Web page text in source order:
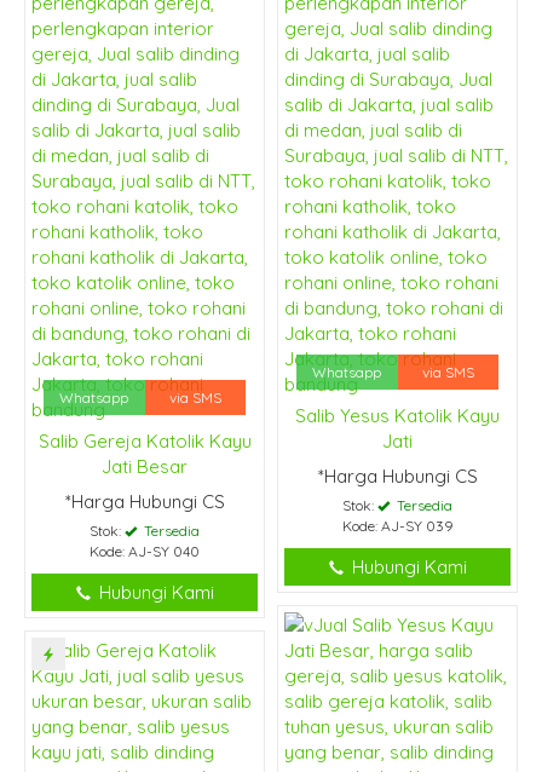
Whatsapp via SMS
Salib Gereja Katolik Kayu
Jati Besar
*Harga Hubungi CS
Stok:
Tersedia
Kode: AJ-SY 040
Hubungi Kami
Whatsapp via SMS
Salib Yesus Katolik Kayu
Jati
*Harga Hubungi CS
Stok:
Tersedia
Kode: AJ-SY 039
Hubungi Kami